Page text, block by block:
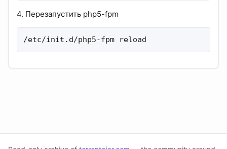
4. Перезапустить php5-fpm
/etc/init.d/php5-fpm reload